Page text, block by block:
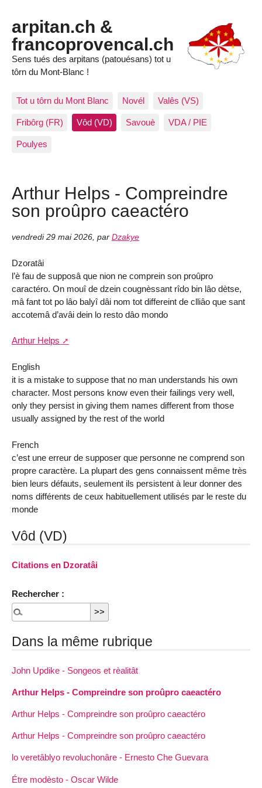
arpitan.ch &
francoprovencal.ch
Sens tués des arpitans (patouésans) tot u
tôrn du Mont-Blanc !
Tot u tôrn du Mont Blanc Novél Valês (VS)
Fribôrg (FR) Vôd (VD) Savouè VDA / PIE
Poulyes
Arthur Helps - Compreindre
son proûpro caeactéro
vendredi 29 mai 2026 par Dzakye
Dzoratâi
l’è fau de supposâ que nion ne comprein son proûpro
caractéro. On mouî de dzein cougnèssant rîdo bin lâo dètse,
mâ fant tot po lâo balyî dâi nom tot differeint de clliâo que sant
accotemâ d’avâi dein lo resto dâo mondo
Arthur Helps
English
it is a mistake to suppose that no man understands his own
character. Most persons know even their failings very well,
only they persist in giving them names different from those
usually assigned by the rest of the world
French
c’est une erreur de supposer que personne ne comprend son
propre caractère. La plupart des gens connaissent même très
bien leurs défauts, seulement ils persistent à leur donner des
noms différents de ceux habituellement utilisés par le reste du
monde
Vôd (VD)
Citations en Dzoratâi
Rechercher :
Dans la même rubrique
John Updike - Songeos et rèalitât
Arthur Helps - Compreindre son proûpro caeactéro
Arthur Helps - Compreindre son proûpro caeactéro
Arthur Helps - Compreindre son proûpro caeactéro
lo veretâblyo revoluchonâre - Ernesto Che Guevara
Étre modèsto - Oscar Wilde